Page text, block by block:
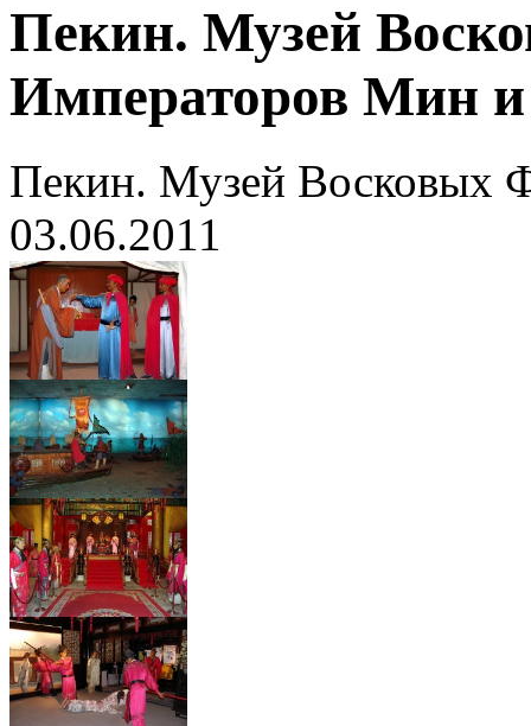
Пекин. Музей
Императоров Мин
Пекин. Музей Восковых
03.06.2011